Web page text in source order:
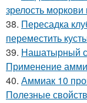
зрелость
38. Пересадка
переместить
39. Нашатырный
Применение
40. Аммиак 10
Полезные